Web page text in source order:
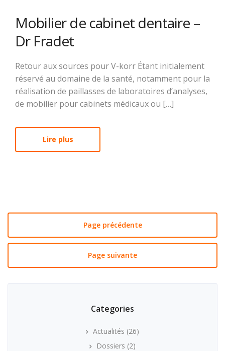
Mobilier de cabinet dentaire –
Dr Fradet
Retour aux sources pour V-korr Étant initialement
réservé au domaine de la santé, notamment pour la
réalisation de paillasses de laboratoires d’analyses,
de mobilier pour cabinets médicaux ou […]
Lire plus
Page précédente
Page suivante
Categories
Actualités (26)
Dossiers (2)